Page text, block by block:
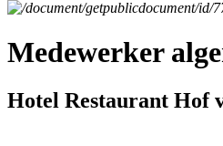
Medewerker
Hotel Restaurant Hof